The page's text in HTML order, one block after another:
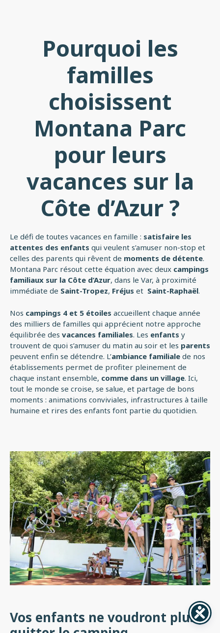
Pourquoi les
familles
choisissent
Montana Parc
pour leurs
vacances sur la
Côte d’Azur ?
Le défi de toutes vacances en famille : satisfaire les
attentes des enfants qui veulent s’amuser non-stop et
celles des parents qui rêvent de moments de détente.
Montana Parc résout cette équation avec deux campings
familiaux sur la Côte d’Azur, dans le Var, à proximité
immédiate de Saint-Tropez, Fréjus et Saint-Raphaël.
Nos campings 4 et 5 étoiles accueillent chaque année
des milliers de familles qui apprécient notre approche
équilibrée des vacances familiales. Les enfants y
trouvent de quoi s’amuser du matin au soir et les parents
peuvent enfin se détendre. L’ambiance familiale de nos
établissements permet de profiter pleinement de
chaque instant ensemble, comme dans un village. Ici,
tout le monde se croise, se salue, et partage de bons
moments : animations conviviales, infrastructures à taille
humaine et rires des enfants font partie du quotidien.
Vos enfants ne voudront plus